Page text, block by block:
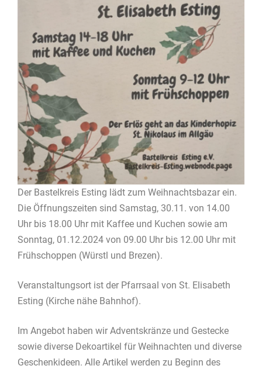
Der Bastelkreis Esting lädt zum Weihnachtsbazar ein.
Die Öffnungszeiten sind Samstag, 30.11. von 14.00
Uhr bis 18.00 Uhr mit Kaffee und Kuchen sowie am
Sonntag, 01.12.2024 von 09.00 Uhr bis 12.00 Uhr mit
Frühschoppen (Würstl und Brezen).
Veranstaltungsort ist der Pfarrsaal von St. Elisabeth
Esting (Kirche nähe Bahnhof).
Im Angebot haben wir Adventskränze und Gestecke
sowie diverse Dekoartikel für Weihnachten und diverse
Geschenkideen. Alle Artikel werden zu Beginn des